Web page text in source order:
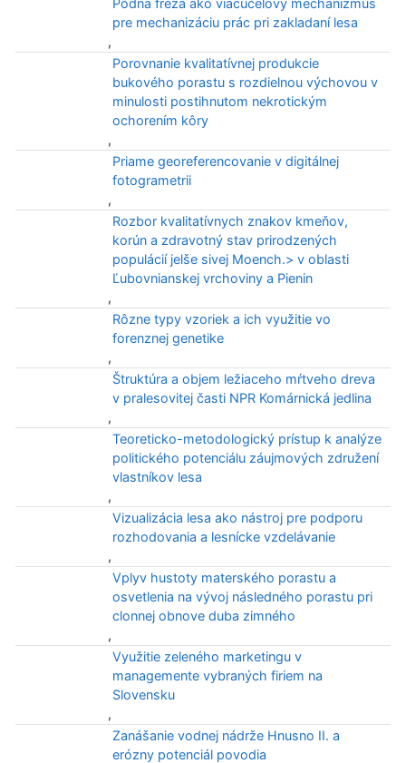
Pôdna fréza ako viacúčelový mechanizmus
pre mechanizáciu prác pri zakladaní lesa
,
Porovnanie kvalitatívnej produkcie
bukového porastu s rozdielnou výchovou v
minulosti postihnutom nekrotickým
ochorením kôry
,
Priame georeferencovanie v digitálnej
fotogrametrii
,
Rozbor kvalitatívnych znakov kmeňov,
korún a zdravotný stav prirodzených
populácií jelše sivej Moench.> v oblasti
Ľubovnianskej vrchoviny a Pienin
,
Rôzne typy vzoriek a ich využitie vo
forenznej genetike
,
Štruktúra a objem ležiaceho mŕtveho dreva
v pralesovitej časti NPR Komárnická jedlina
,
Teoreticko-metodologický prístup k analýze
politického potenciálu záujmových združení
vlastníkov lesa
,
Vizualizácia lesa ako nástroj pre podporu
rozhodovania a lesnícke vzdelávanie
,
Vplyv hustoty materského porastu a
osvetlenia na vývoj následného porastu pri
clonnej obnove duba zimného
,
Využitie zeleného marketingu v
managemente vybraných firiem na
Slovensku
,
Zanášanie vodnej nádrže Hnusno II. a
erózny potenciál povodia